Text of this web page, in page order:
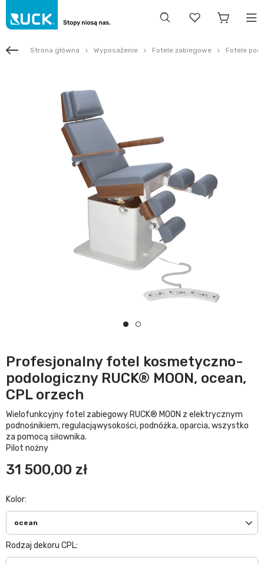
Strona główna Wyposażenie Fotele zabiegowe Fotele
Profesjonalny fotel kosmetyczno-
podologiczny RUCK® MOON, ocean,
CPL orzech
Wielofunkcyjny fotel zabiegowy RUCK® MOON z elektrycznym
podnośnikiem, regulacjąwysokości, podnóżka, oparcia, wszystko
za pomocą siłownika.
Pilot nożny
31 500,00 zł
Kolor
ocean
Rodzaj dekoru CPL